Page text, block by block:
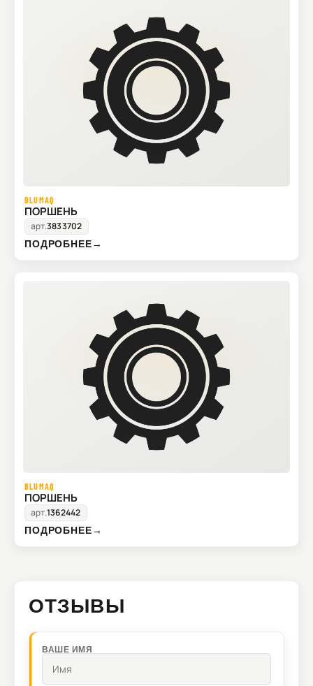
BLUMAQ
ПОРШЕНЬ
арт.3833702
ПОДРОБНЕЕ→
BLUMAQ
ПОРШЕНЬ
арт.1362442
ПОДРОБНЕЕ→
ОТЗЫВЫ
ВАШЕ ИМЯ